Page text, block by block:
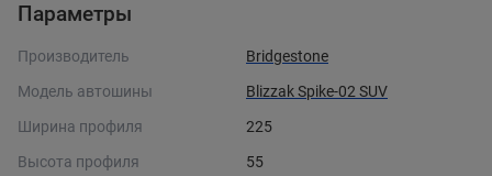
Параметры
Производитель
Bridgestone
Модель автошины
Blizzak Spike-02 SUV
Ширина профиля
225
Высота профиля
55